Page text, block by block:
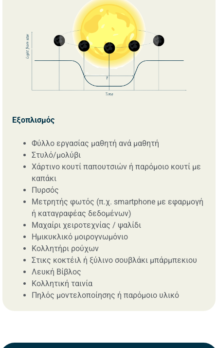
Εξοπλισμός
Φύλλο εργασίας μαθητή ανά μαθητή
Στυλό/μολύβι
Χάρτινο κουτί παπουτσιών ή παρόμοιο κουτί με
καπάκι
Πυρσός
Μετρητής φωτός (π.χ. smartphone με εφαρμογή
ή καταγραφέας δεδομένων)
Μαχαίρι χειροτεχνίας / ψαλίδι
Ημικυκλικό μοιρογνωμόνιο
Κολλητήρι ρούχων
Στικς κοκτέιλ ή ξύλινο σουβλάκι μπάρμπεκιου
Λευκή Βίβλος
Κολλητική ταινία
Πηλός μοντελοποίησης ή παρόμοιο υλικό